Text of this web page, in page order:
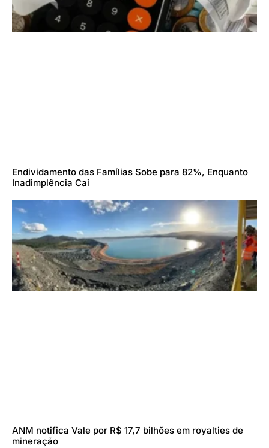
Endividamento das Famílias Sobe para 82%, Enquanto
Inadimplência Cai
ANM notifica Vale por R$ 17,7 bilhões em royalties de
mineração